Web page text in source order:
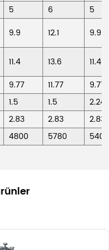
5 6
5
9.9 12.1
9.9
11.4 13.6 11.4
9.77 11.77
9.77
1.5 1.5
2.24
2.83 2.83
2.83
4800 5780 5400